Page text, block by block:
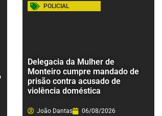
POLICIAL
Delegacia da Mulher de
Monteiro cumpre mandado de
prisão contra acusado de
violência doméstica
João Dantas 06/08/2026